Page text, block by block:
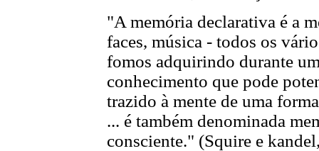
"A memória declarativa é a
faces, música - todos os
fomos adquirindo durante
conhecimento que pode
trazido à mente de uma
... é também denominada
consciente." (Squire e